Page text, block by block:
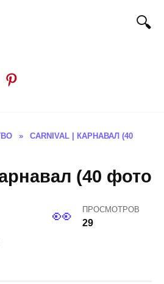
»
CARNIVAL | КАРНАВАЛ (40
(40 фото
ПРОСМОТРОВ
29